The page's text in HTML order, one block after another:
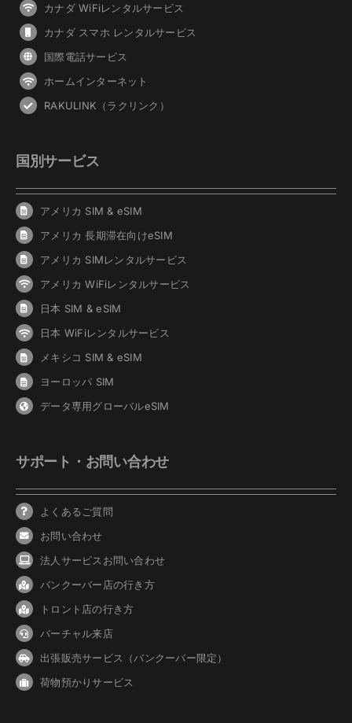
カナダ WiFiレンタルサービス
カナダ スマホ レンタルサービス
国際電話サービス
ホームインターネット
RAKULINK（ラクリンク）
国別サービス
アメリカ SIM & eSIM
アメリカ 長期滞在向けeSIM
アメリカ SIMレンタルサービス
アメリカ WiFiレンタルサービス
日本 SIM & eSIM
日本 WiFiレンタルサービス
メキシコ SIM & eSIM
ヨーロッパ SIM
データ専用グローバルeSIM
サポート・お問い合わせ
よくあるご質問
お問い合わせ
法人サービスお問い合わせ
バンクーバー 店の行き方
トロント店の行き方
バーチャル来店
出張販売サービス（バンクーバー限定）
荷物預かりサービス